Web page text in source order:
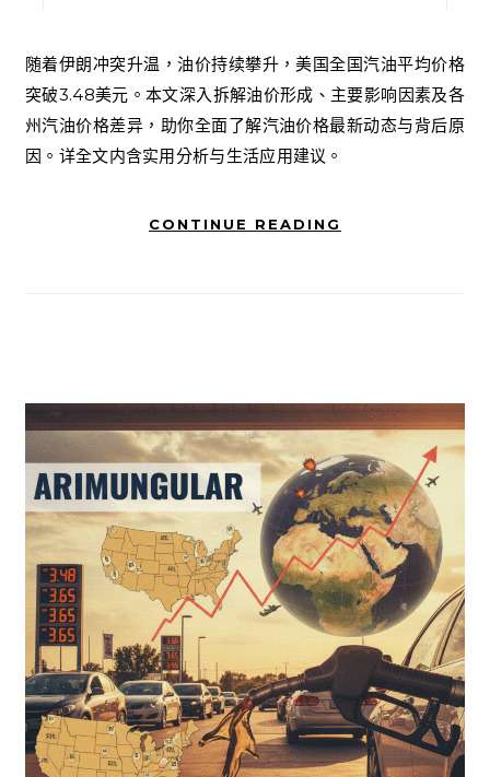
随着伊朗冲突升温，油价持续攀升，美国全国汽油平均价格
突破3.48美元。本文深入拆解油价形成、主要影响因素及各
州汽油价格差异，助你全面了解汽油价格最新动态与背后原
因。详全文内含实用分析与生活应用建议。
CONTINUE READING